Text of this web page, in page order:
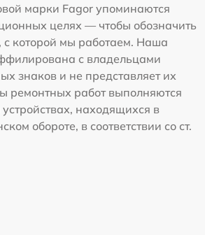
марки Fagor упоминаются
целях — чтобы обозначить
с которой мы работаем. Наша
с владельцами
знаков и не представляет их
ремонтных работ выполняются
находящихся в
обороте, в соответствии со ст.